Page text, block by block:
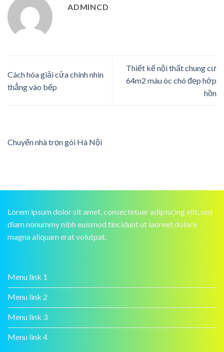
ADMINCD
Cách hóa giải cửa chính nhìn
thẳng vào bếp
Thiết kế nội thất chung cư
64m2 màu óc chó đẹp hớp
hồn
Chuyển nhà trọn gói Hà Nội
Lorem ipsum dolor sit amet, consectetuer adipiscing elit, sed
diam nonummy nibh euismod tincidunt ut laoreet dolore
magna aliquam erat volutpat.
Menu link 1
Menu link 2
Menu link 3
Menu link 4